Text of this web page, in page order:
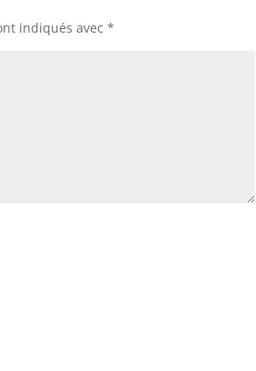
indiqués avec*